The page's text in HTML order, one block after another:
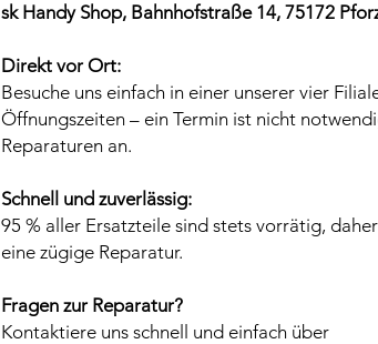
sk Handy Shop, Bahnhofstraße 14, 75172
Direkt vor Ort:
Besuche uns einfach in einer unserer vier
Öffnungszeiten – ein Termin ist nicht
Reparaturen an.
Schnell und zuverlässig:
95 % aller Ersatzteile sind stets vorrätig,
eine zügige Reparatur.
Fragen zur Reparatur?
Kontaktiere uns schnell und einfach über